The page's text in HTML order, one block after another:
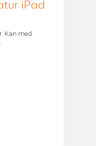
iPad
Kan med